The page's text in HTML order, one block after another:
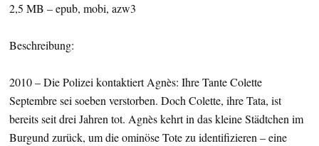
2,5 MB – epub, mobi, azw3
Beschreibung:
2010 – Die Polizei kontaktiert Agnès: Ihre Tante Colette
Septembre sei soeben verstorben. Doch Colette, ihre Tata, ist
bereits seit drei Jahren tot. Agnès kehrt in das kleine Städtchen im
Burgund zurück, um die ominöse Tote zu identifizieren – eine